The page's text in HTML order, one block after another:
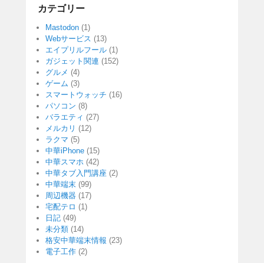
カテゴリー
Mastodon (1)
Webサービス (13)
エイプリルフール (1)
ガジェット関連 (152)
グルメ (4)
ゲーム (3)
スマートウォッチ (16)
パソコン (8)
バラエティ (27)
メルカリ (12)
ラクマ (5)
中華iPhone (15)
中華スマホ (42)
中華タブ入門講座 (2)
中華端末 (99)
周辺機器 (17)
宅配テロ (1)
日記 (49)
未分類 (14)
格安中華端末情報 (23)
電子工作 (2)